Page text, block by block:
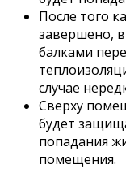
После того
завершено,
балками
случае
Сверху
будет
попадания
помещения.